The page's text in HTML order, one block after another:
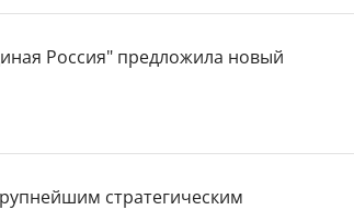
Россия" предложила новый
стратегическим